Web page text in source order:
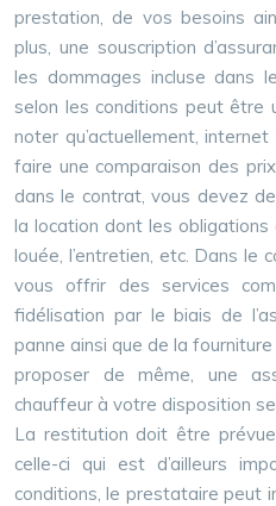
prestation, de vos besoins
plus, une souscription
les dommages incluse dans
selon les conditions peut
noter qu’actuellement,
faire une comparaison des
dans le contrat, vous devez
la location dont les
louée, l’entretien, etc. Dans
vous offrir des services
fidélisation par le biais de
panne ainsi que de la
proposer de même, une
chauffeur à votre disposition
La restitution doit être
celle-ci qui est d’ailleurs
conditions, le prestataire peut